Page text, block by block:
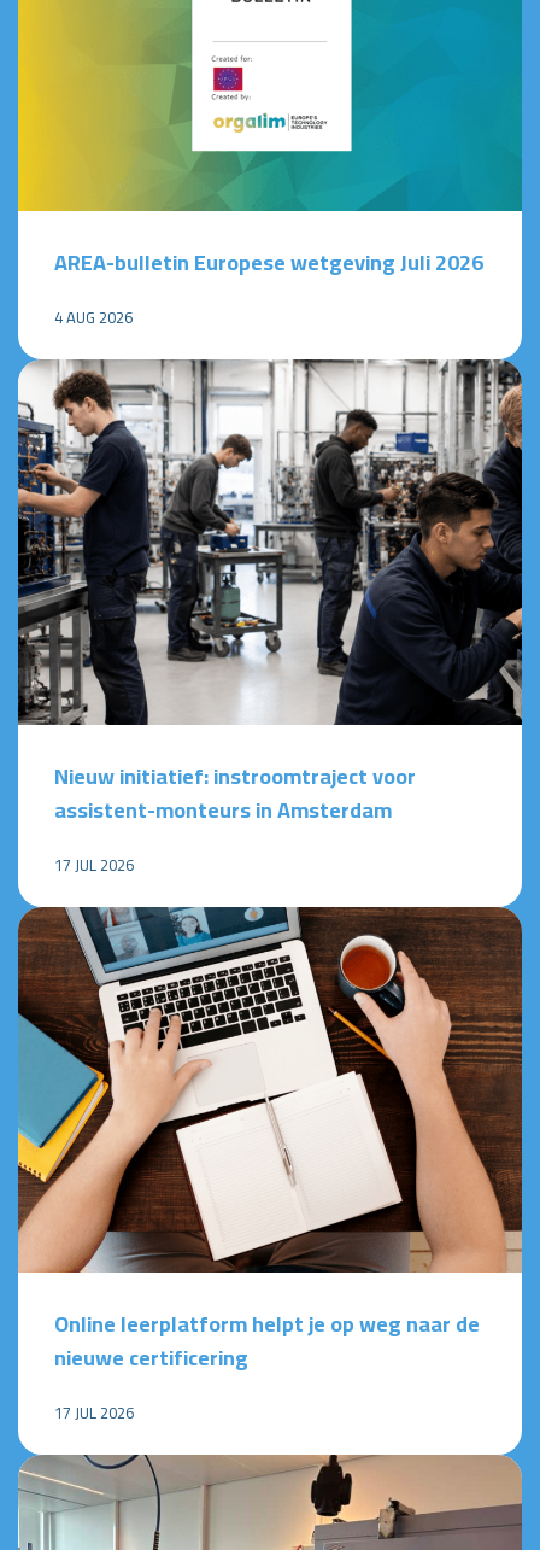
AREA-bulletin Europese wetgeving Juli 2026
4 AUG 2026
Nieuw initiatief: instroomtraject voor
assistent-monteurs in Amsterdam
17 JUL 2026
Online leerplatform helpt je op weg naar de
nieuwe certificering
17 JUL 2026